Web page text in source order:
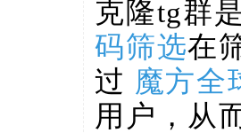
克隆tg群
码筛选在
过 魔方全
用户，从